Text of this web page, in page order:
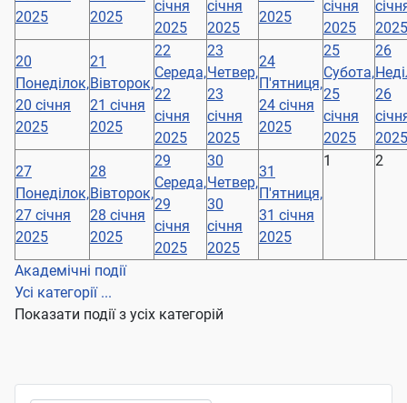
2025
2025
січня
2025
січня
2025
2025
січня
2025
2025
20
Понеділок,
20 січня
2025
21
Вівторок,
21 січня
2025
22
Середа,
22
січня
2025
23
Четвер,
23
січня
2025
24
П'ятниця,
24 січня
2025
25
Субота,
25
січня
2025
26
26
2025
27
Понеділок,
27 січня
2025
28
Вівторок,
28 січня
2025
29
Середа,
29
січня
2025
30
Четвер,
30
січня
2025
31
П'ятниця,
31 січня
2025
1 2
Академічні події
Усі категорії ...
Показати події з усіх категорій